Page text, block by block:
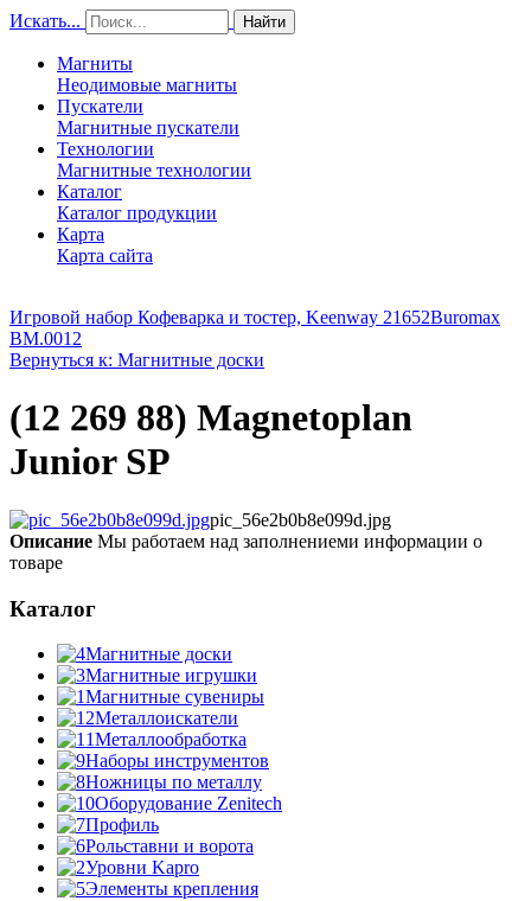
Искать... Найти
Магниты
Неодимовые магниты
Пускатели
Магнитные пускатели
Технологии
Магнитные технологии
Каталог
Каталог продукции
Карта
Карта сайта
Игровой набор Кофеварка и тостер, Keenway 21652Buromax
BM.0012
Вернуться к: Магнитные доски
(12 269 88) Magnetoplan
Junior SP
pic_56e2b0b8e099d.jpg
Описание Мы работаем над заполнениеми информации о
товаре
Каталог
Магнитные доски
Магнитные игрушки
Магнитные сувениры
Металлоискатели
Металлообработка
Наборы инструментов
Ножницы по металлу
Оборудование Zenitech
Профиль
Рольставни и ворота
Уровни Kapro
Элементы крепления